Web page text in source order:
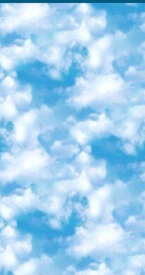
умственном развитии) специализированная школа для детей, школы-интернаты и со сколиозом школы-интернаты санаторного типа для больных детей исключены). 9. Он был слепым, слабовидящим и имел нарушения опорно-двигательного аппарата. экзамены в специализированных школах и интернатах для детей должны проводиться исходя из требований, предъявляемых к общеобразовательным учреждениям (физкультура кроме науки). 10. Специализированная школа для глухих и слабослышащих детей. и экзамены в интернатах и быть реализован в виде письменного теста по математике. 11. Специальность для умственно отсталых детей. Для 9 класса Родной язык и литературное письмо Государственный язык (язык обучения – узбекский). для неклассов) написано Математическое письмо Письменная/устная история Узбекистана Физическое воспитание практично Итоговый контроль Для 11 класса Написание родного языка и литературы (эссе) Математическое письмо Узбекский язык (обучение на узбекском языке) не посещающее общее среднее образование для учреждений)/Образовательное учреждение выбор письменный и устный Иностранный язык письменный/устный Письменная/устная история Узбекистана *По выбору студента:  Химия  Физика  Основы государственного права  География 10 бесплатных образовательных ресурсов - Мы составили подборку онлайн-проектов с интерактивными упражнениями, видеолекциями и статьями. Они помогут вам обрести новые и освежить старые знания бесплатно. 1. «ИНТУИТ» Старейшая образовательная площадка Рунета. Здесь вы найдёте сотни текстовых и видеокурсов на десятки различных тем — от программирования до психологии. Многие курсы подготовлены российскими университетами и крупными международными компаниями вроде Intel и Microsoft. Самостоятельное обучение бесплатное, но желающие могут оплатить услуги персональных наставников. 2. «Смартия» знакомит с актуальными профессиями и подсказывает, как им обучаться. Выбрав заинтересовавшую вас специальность — SMM-специалист, фотограф, веб-дизайнер или другую, — увидите список необходимых для неё умений. Чтобы вы могли освоить их самостоятельно, для каждого умения площадка отображает подборку ссылок на учебные материалы. Хотя «Смартия» ориентируется на русскоязычную аудиторию, часть контента всё же доступна только на английском. 3. «Лекторий Физтеха» Проект Московского физико-технического института (Физтеха). С его помощью вы можете смотреть онлайн серии лекций, записанные на видео в этом вузе. В числе доступных предметов — физика, биология, химия, информационные технологии и другие. К некоторым лекциям администрация ресурса прилагает готовые конспекты, которые можно скачивать в PDF-формате. 4. ITMOcourses Онлайн-площадка Санкт-Петербургского национального исследовательского университета информационных технологий, механики и оптики (ИТМО). Ресурс предоставляет свободный доступ к курсам, разработанным в этом вузе. Каталог материалов разбит на четыре категории: «Оптические системы и технологии», «Приборостроение и робототехника», «Информационные технологии» и «Биотехнологии». Курсы состоят из видеолекций, интерактивных демонстраций и заданий. 5. «КиберЛенинка» Электронная научная библиотека открытого доступа. Каталог площадки регулярно обрастает текстами статей из различных научных изданий. Сгруппированные по журналам и рубрикам публикации можно читать онлайн или скачивать целиком в PDF-формате. Проект нацелен на популяризацию науки за счёт открытого доступа к качественной информации. 6. «ПостНаука» На этом ресурсе публикуют подборки видеолекций, составленные экспертами из разных отраслей и объединённые общими темами. Среди них, к примеру, есть серии «Биоинформатика и геномика», «Культура средневековой Скандинавии» и Cinema Studies о теории кино. Каждая подборка лекций — логически связанная история, рассказанная экспертом от первого лица. Кроме того, на сайте появляются научно-образовательные статьи и тесты на разные темы. 7. «Newочём» Команда проекта «Newочём» отбирает самые интересные тексты из англоязычных СМИ и переводит те из них, за которые голосуют участники сообщества «ВКонтакте». По большей части это научно-популярные статьи. Редакторы придумывают лишь заголовки, в остальном содержание переводов соответствует оригиналам. Полные тексты можно читать прямо в социальной сети. 8. InternetUrok Онлайн-база материалов по основным дисциплинам школьной программы. Информация на сайте структурирована по классам, предметам и темам (урокам). Каждый урок состоит из видеолекций и конспектов. Есть также интерактивные тренажёры и тесты для закрепления пройденного материала. Даже если вы давно окончили школу, возможность повторить программу старших классов всегда может пригодиться. 9. Edutainme Ещё один ресурс об образовании. В отличие от Newtonew, как мне кажется, Edutainme больше ориентируется на представителей индустрии: педагогов, предпринимателей, разработчиков образовательных проектов. Но и любой, кто просто стремится к саморазвитию, найдёт на сайте много полезного и интересного для себя. Например, информацию о новых курсах и образовательных сервисах. 10. Newtonew Онлайн-медиа об образовании и обучении в широком смысле. Авторы Newtonew пишут об инструментах, заведениях, тактиках и стратегиях, которые помогают учить других и получать новые знания самостоятельно. На этой площадке вы найдёте новости, обзоры, аналитические мат